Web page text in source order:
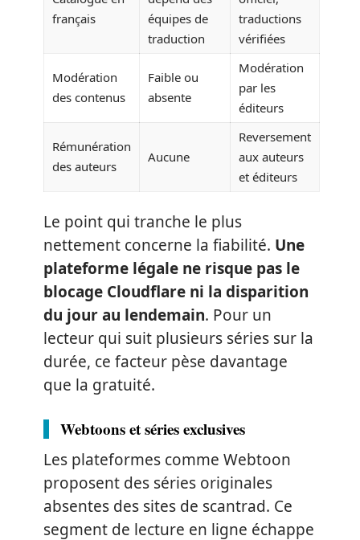
français
équipes de
traduction
traductions
vérifiées
Modération
des contenus
Faible ou
absente
Modération
par les
éditeurs
Rémunération
des auteurs
Aucune
Reversement
aux auteurs
et éditeurs
Le point qui tranche le plus
nettement concerne la fiabilité. Une
plateforme légale ne risque pas le
blocage Cloudflare ni la disparition
du jour au lendemain. Pour un
lecteur qui suit plusieurs séries sur la
durée, ce facteur pèse davantage
que la gratuité.
Webtoons et séries exclusives
Les plateformes comme Webtoon
proposent des séries originales
absentes des sites de scantrad. Ce
segment de lecture en ligne échappe